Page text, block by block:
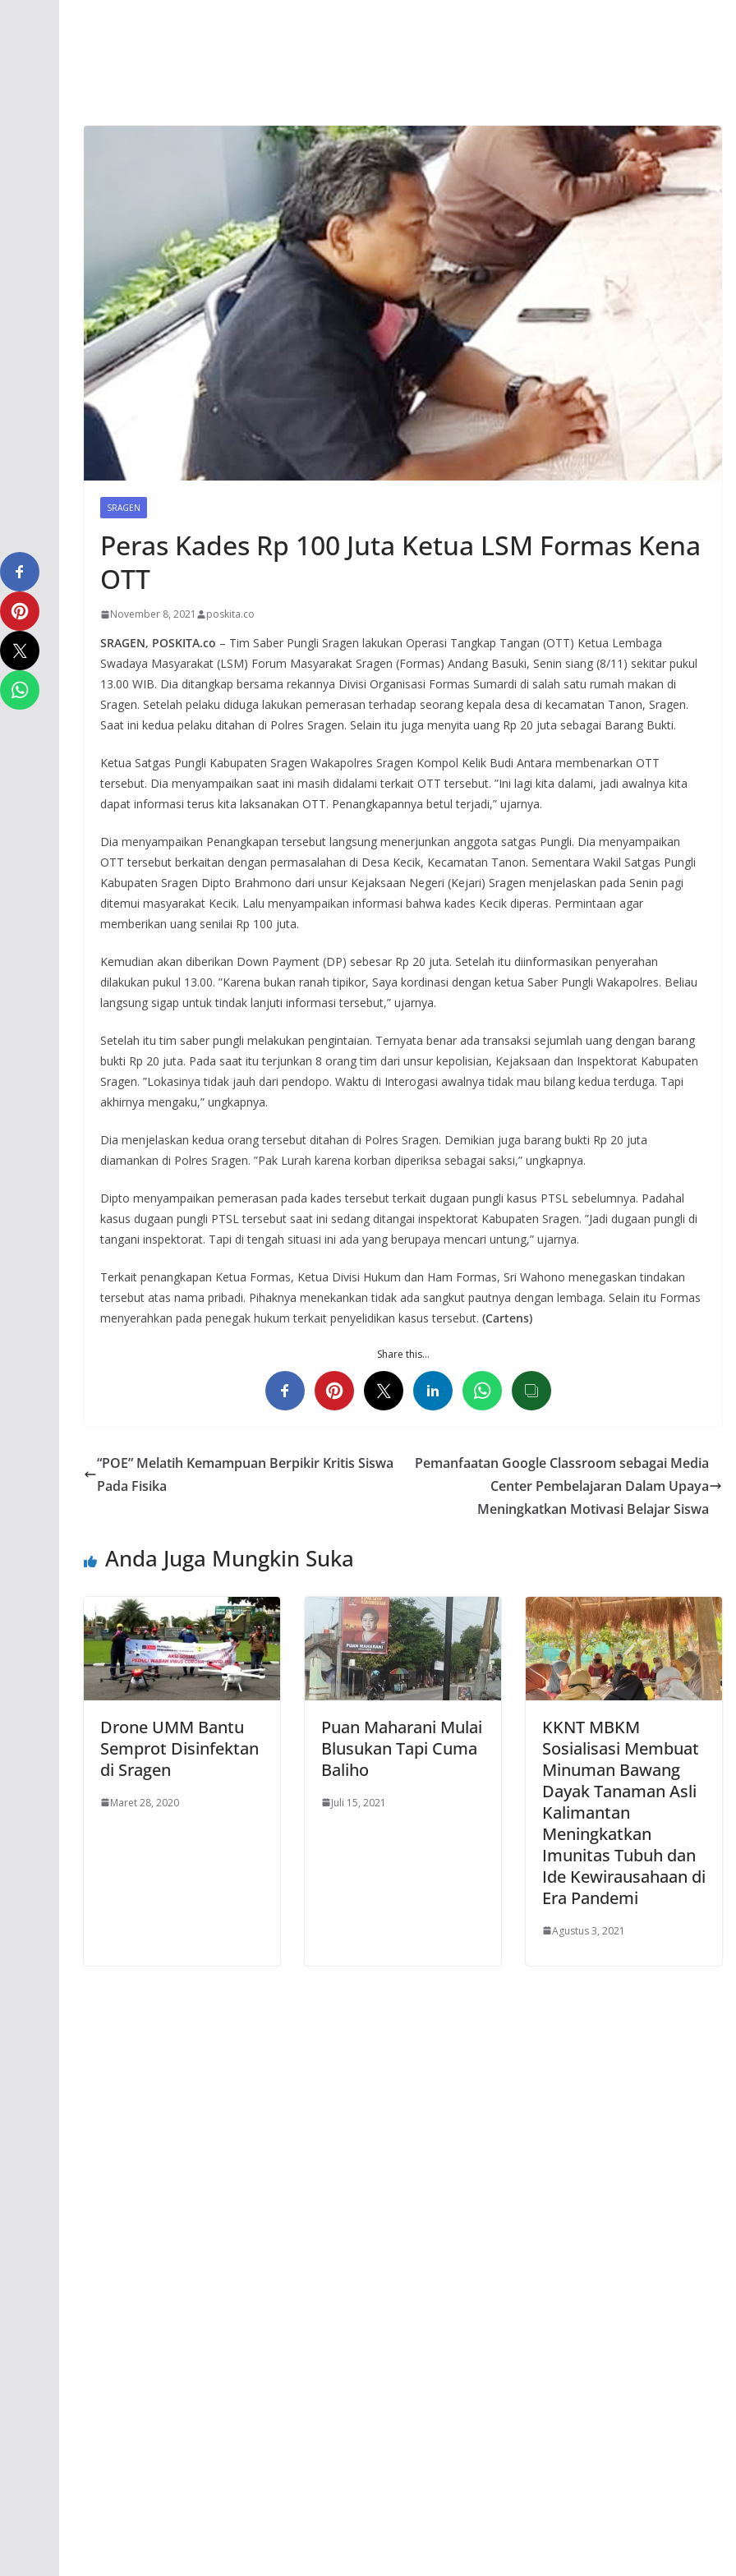
SRAGEN
Peras Kades Rp 100 Juta Ketua LSM Formas Kena
OTT
November 8, 2021 poskita.co
SRAGEN, POSKITA.co – Tim Saber Pungli Sragen lakukan Operasi Tangkap Tangan (OTT) Ketua Lembaga
Swadaya Masyarakat (LSM) Forum Masyarakat Sragen (Formas) Andang Basuki, Senin siang (8/11) sekitar pukul
13.00 WIB. Dia ditangkap bersama rekannya Divisi Organisasi Formas Sumardi di salah satu rumah makan di
Sragen. Setelah pelaku diduga lakukan pemerasan terhadap seorang kepala desa di kecamatan Tanon, Sragen.
Saat ini kedua pelaku ditahan di Polres Sragen. Selain itu juga menyita uang Rp 20 juta sebagai Barang Bukti.
Ketua Satgas Pungli Kabupaten Sragen Wakapolres Sragen Kompol Kelik Budi Antara membenarkan OTT
tersebut. Dia menyampaikan saat ini masih didalami terkait OTT tersebut. ”Ini lagi kita dalami, jadi awalnya kita
dapat informasi terus kita laksanakan OTT. Penangkapannya betul terjadi,” ujarnya.
Dia menyampaikan Penangkapan tersebut langsung menerjunkan anggota satgas Pungli. Dia menyampaikan
OTT tersebut berkaitan dengan permasalahan di Desa Kecik, Kecamatan Tanon. Sementara Wakil Satgas Pungli
Kabupaten Sragen Dipto Brahmono dari unsur Kejaksaan Negeri (Kejari) Sragen menjelaskan pada Senin pagi
ditemui masyarakat Kecik. Lalu menyampaikan informasi bahwa kades Kecik diperas. Permintaan agar
memberikan uang senilai Rp 100 juta.
Kemudian akan diberikan Down Payment (DP) sebesar Rp 20 juta. Setelah itu diinformasikan penyerahan
dilakukan pukul 13.00. ”Karena bukan ranah tipikor, Saya kordinasi dengan ketua Saber Pungli Wakapolres. Beliau
langsung sigap untuk tindak lanjuti informasi tersebut,” ujarnya.
Setelah itu tim saber pungli melakukan pengintaian. Ternyata benar ada transaksi sejumlah uang dengan barang
bukti Rp 20 juta. Pada saat itu terjunkan 8 orang tim dari unsur kepolisian, Kejaksaan dan Inspektorat Kabupaten
Sragen. ”Lokasinya tidak jauh dari pendopo. Waktu di Interogasi awalnya tidak mau bilang kedua terduga. Tapi
akhirnya mengaku,” ungkapnya.
Dia menjelaskan kedua orang tersebut ditahan di Polres Sragen. Demikian juga barang bukti Rp 20 juta
diamankan di Polres Sragen. ”Pak Lurah karena korban diperiksa sebagai saksi,” ungkapnya.
Dipto menyampaikan pemerasan pada kades tersebut terkait dugaan pungli kasus PTSL sebelumnya. Padahal
kasus dugaan pungli PTSL tersebut saat ini sedang ditangai inspektorat Kabupaten Sragen. ”Jadi dugaan pungli di
tangani inspektorat. Tapi di tengah situasi ini ada yang berupaya mencari untung,” ujarnya.
Terkait penangkapan Ketua Formas, Ketua Divisi Hukum dan Ham Formas, Sri Wahono menegaskan tindakan
tersebut atas nama pribadi. Pihaknya menekankan tidak ada sangkut pautnya dengan lembaga. Selain itu Formas
menyerahkan pada penegak hukum terkait penyelidikan kasus tersebut. (Cartens)
Share this…
“POE” Melatih Kemampuan Berpikir Kritis Siswa
Pada Fisika
Pemanfaatan Google Classroom sebagai Media
Center Pembelajaran Dalam Upaya
Meningkatkan Motivasi Belajar Siswa
Anda Juga Mungkin Suka
Drone UMM Bantu
Semprot Disinfektan
di Sragen
Maret 28, 2020
Puan Maharani Mulai
Blusukan Tapi Cuma
Baliho
Juli 15, 2021
KKNT MBKM
Sosialisasi Membuat
Minuman Bawang
Dayak Tanaman Asli
Kalimantan
Meningkatkan
Imunitas Tubuh dan
Ide Kewirausahaan di
Era Pandemi
Agustus 3, 2021